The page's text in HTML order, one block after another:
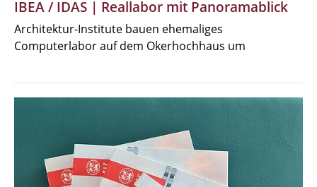
IBEA / IDAS | Reallabor mit Panoramablick
Architektur-Institute bauen ehemaliges
Computerlabor auf dem Okerhochhaus um